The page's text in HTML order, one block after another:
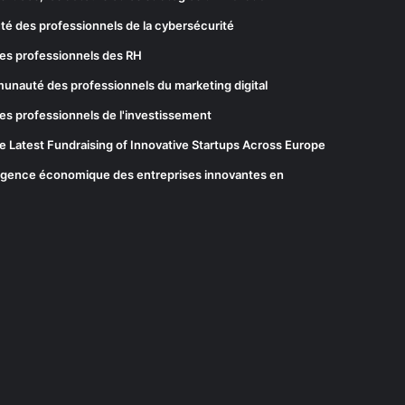
des professionnels de la cybersécurité
professionnels des RH
des professionnels du marketing digital
professionnels de l'investissement
Latest Fundraising of Innovative Startups Across Europe
économique des entreprises innovantes en